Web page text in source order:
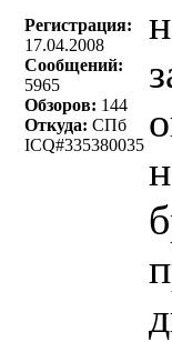
Регистрация:
17.04.2008
Сообщений:
5965
Обзоров: 144
Откуда: СПб
ICQ#335380035